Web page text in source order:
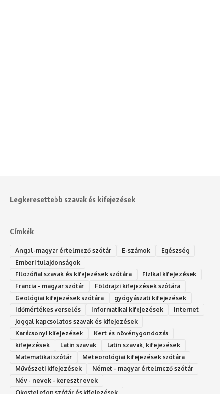
Legkeresettebb szavak és kifejezések
Címkék
Angol-magyar értelmező szótár E-számok
Egészség
Emberi tulajdonságok
Filozófiai szavak és kifejezések szótára
Fizikai kifejezések
Francia - magyar szótár
Földrajzi kifejezések szótára
Geológiai kifejezések szótára
gyógyászati kifejezések
Időmértékes verselés
Informatikai kifejezések
Internet
Joggal kapcsolatos szavak és kifejezések
Karácsonyi kifejezések
Kert és növénygondozás
kifejezések
Latin szavak
Latin szavak, kifejezések
Matematikai szótár
Meteorológiai kifejezések szótára
Művészeti kifejezések
Német - magyar értelmező szótár
Név - nevek - keresztnevek
Okostelefon szótár és kifejezések